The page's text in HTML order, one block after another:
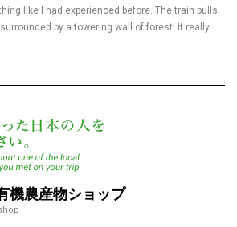
like I had experienced before. The train pulls
by a towering wall of forest! It really
機農産物ショップ